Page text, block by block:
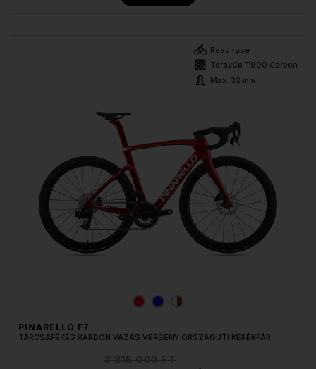
Road race
TorayCa T900 Carbon
Max. 32 mm
PINARELLO F7
TÁRCSAFÉKES KARBON VÁZAS VERSENY ORSZÁGÚTI KERÉKPÁR